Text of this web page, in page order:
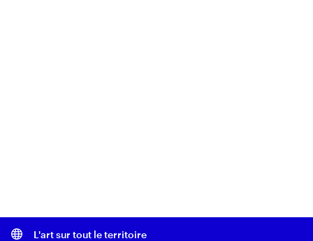
L'art sur tout le territoire